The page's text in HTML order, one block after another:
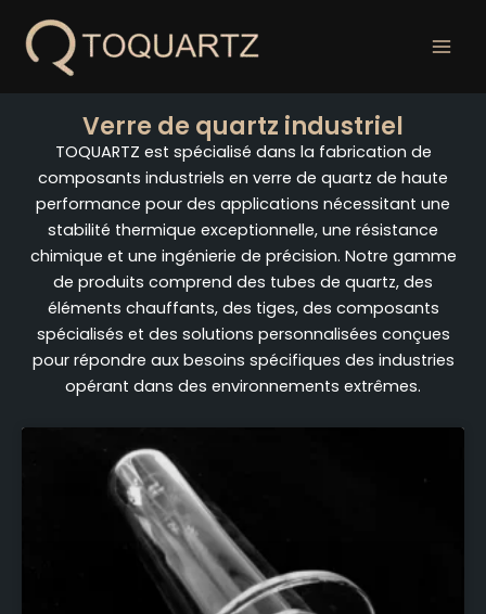
content
Verre de quartz industriel
TOQUARTZ est spécialisé dans la fabrication de
composants industriels en verre de quartz de haute
performance pour des applications nécessitant une
stabilité thermique exceptionnelle, une résistance
chimique et une ingénierie de précision. Notre gamme
de produits comprend des tubes de quartz, des
éléments chauffants, des tiges, des composants
spécialisés et des solutions personnalisées conçues
pour répondre aux besoins spécifiques des industries
opérant dans des environnements extrêmes.